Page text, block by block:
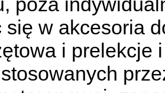
się w akcesoria
i prelekcje